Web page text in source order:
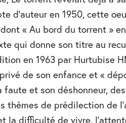
d’auteur en 1950, cette
« Au bord du torrent »
qui donne son titre au
en 1963 par Hurtubise
de son enfance et «
faute et son déshonneur,
de prédilection de
la difficulté de vivre,